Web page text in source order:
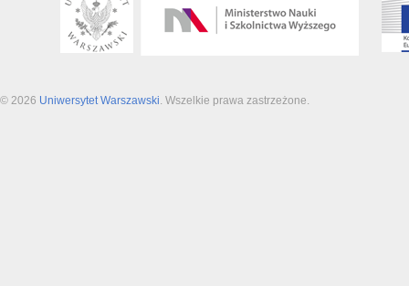
© 2026 Uniwersytet Warszawski . Wszelkie prawa zastrzeżone.